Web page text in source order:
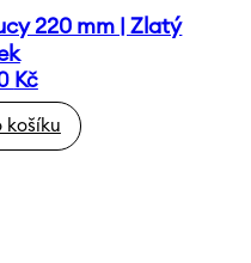
220 mm | Zlatý
Kč
košíku